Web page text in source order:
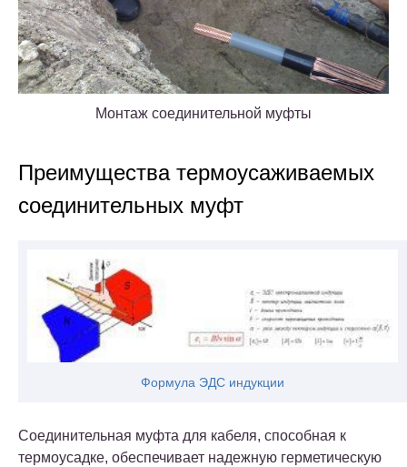
Монтаж соединительной муфты
Преимущества термоусаживаемых
соединительных муфт
Формула ЭДС индукции
Соединительная муфта для кабеля, способная к
термоусадке, обеспечивает надежную герметическую